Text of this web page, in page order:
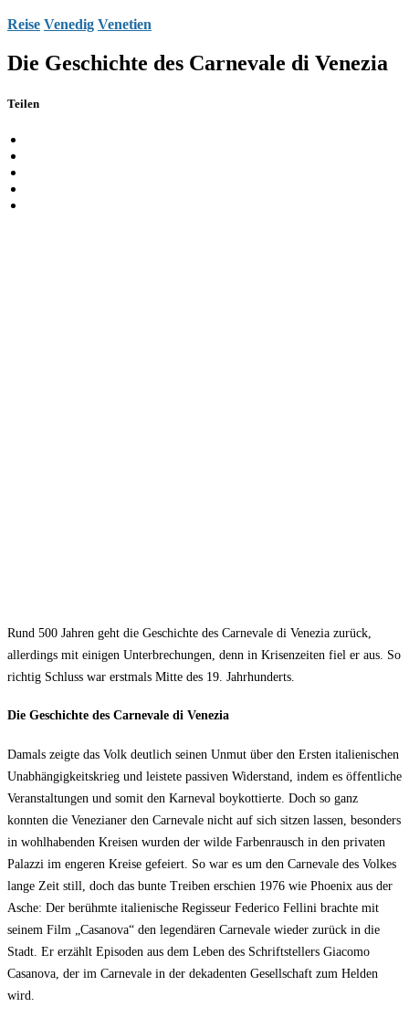
Reise Venedig Venetien
Die Geschichte des Carnevale di Venezia
Teilen
Rund 500 Jahren geht die Geschichte des Carnevale di Venezia zurück,
allerdings mit einigen Unterbrechungen, denn in Krisenzeiten fiel er aus. So
richtig Schluss war erstmals Mitte des 19. Jahrhunderts.
Die Geschichte des Carnevale di Venezia
Damals zeigte das Volk deutlich seinen Unmut über den Ersten italienischen
Unabhängigkeitskrieg und leistete passiven Widerstand, indem es öffentliche
Veranstaltungen und somit den Karneval boykottierte. Doch so ganz
konnten die Venezianer den Carnevale nicht auf sich sitzen lassen, besonders
in wohlhabenden Kreisen wurden der wilde Farbenrausch in den privaten
Palazzi im engeren Kreise gefeiert. So war es um den Carnevale des Volkes
lange Zeit still, doch das bunte Treiben erschien 1976 wie Phoenix aus der
Asche: Der berühmte italienische Regisseur Federico Fellini brachte mit
seinem Film „Casanova“ den legendären Carnevale wieder zurück in die
Stadt. Er erzählt Episoden aus dem Leben des Schriftstellers Giacomo
Casanova, der im Carnevale in der dekadenten Gesellschaft zum Helden
wird.